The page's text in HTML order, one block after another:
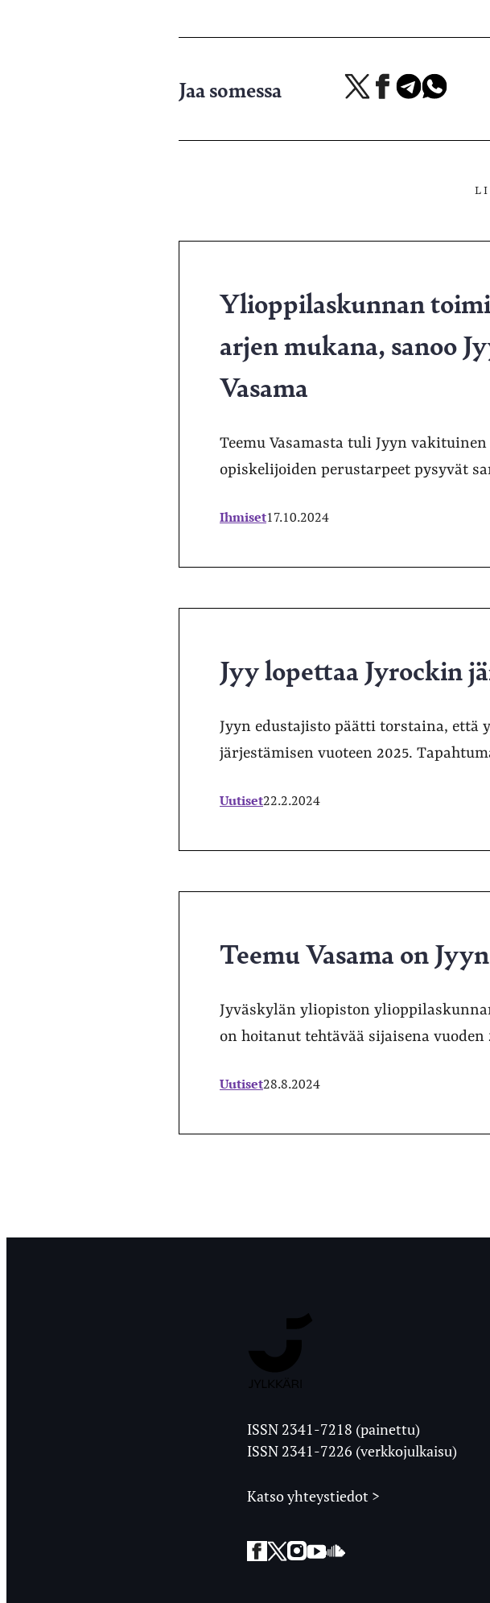
Jaa somessa
Jaa
palvelussa
Jaa Jaa Jaa
Ylioppilaskunnan
arjen mukana, sanoo
Vasama
Teemu Vasamasta tuli Jyyn
opiskelijoiden perustarpeet pysyvät
Ihmiset17.10.2024
Jyy lopettaa Jyrockin
Jyyn edustajisto päätti torstaina,
järjestämisen vuoteen 2025.
Uutiset22.2.2024
Teemu Vasama on
Jyväskylän yliopiston
on hoitanut tehtävää sijaisena
Uutiset28.8.2024
Ylioppilaslehti
ISSN 2341-7218 (painettu)
ISSN 2341-7226 (verkkojulkaisu)
Katso yhteystiedot >
Facebook
Twitter
Instagram
YouTubeSoundCloud